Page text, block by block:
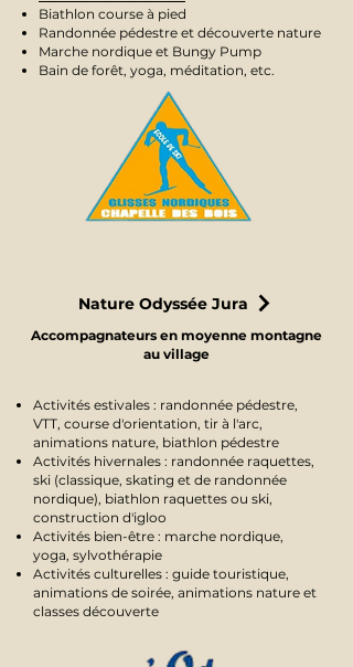
Biathlon course à pied
Randonnée pédestre et découverte nature
Marche nordique et Bungy Pump
Bain de forêt, yoga, méditation, etc.
Nature Odyssée Jura
Accompagnateurs en moyenne montagne
au village
Activités estivales : randonnée pédestre,
VTT, course d'orientation, tir à l'arc,
animations nature, biathlon pédestre
Activités hivernales : randonnée raquettes,
ski (classique, skating et de randonnée
nordique), biathlon raquettes ou ski,
construction d'igloo
Activités bien-être : marche nordique,
yoga, sylvothérapie
Activités culturelles : guide touristique,
animations de soirée, animations nature et
classes découverte